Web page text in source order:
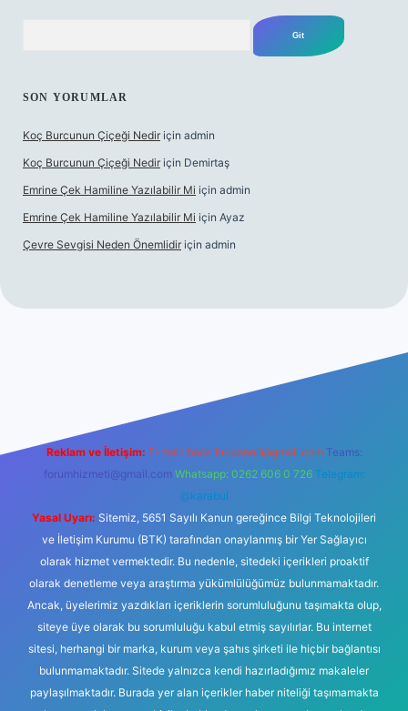
SON YORUMLAR
Koç Burcunun Çiçeği Nedir için admin
Koç Burcunun Çiçeği Nedir için Demirtaş
Emrine Çek Hamiline Yazılabilir Mi için admin
Emrine Çek Hamiline Yazılabilir Mi için Ayaz
Çevre Sevgisi Neden Önemlidir için admin
Reklam ve İletişim: E-mail: backlinkpaneli@gmail.com Teams:
forumhizmeti@gmail.com Whatsapp: 0262 606 0 726 Telegram:
@karabul
Yasal Uyarı: Sitemiz, 5651 Sayılı Kanun gereğince Bilgi Teknolojileri
ve İletişim Kurumu (BTK) tarafından onaylanmış bir Yer Sağlayıcı
olarak hizmet vermektedir. Bu nedenle, sitedeki içerikleri proaktif
olarak denetleme veya araştırma yükümlülüğümüz bulunmamaktadır.
Ancak, üyelerimiz yazdıkları içeriklerin sorumluluğunu taşımakta olup,
siteye üye olarak bu sorumluluğu kabul etmiş sayılırlar. Bu internet
sitesi, herhangi bir marka, kurum veya şahıs şirketi ile hiçbir bağlantısı
bulunmamaktadır. Sitede yalnızca kendi hazırladığımız makaleler
paylaşılmaktadır. Burada yer alan içerikler haber niteliği taşımamakta